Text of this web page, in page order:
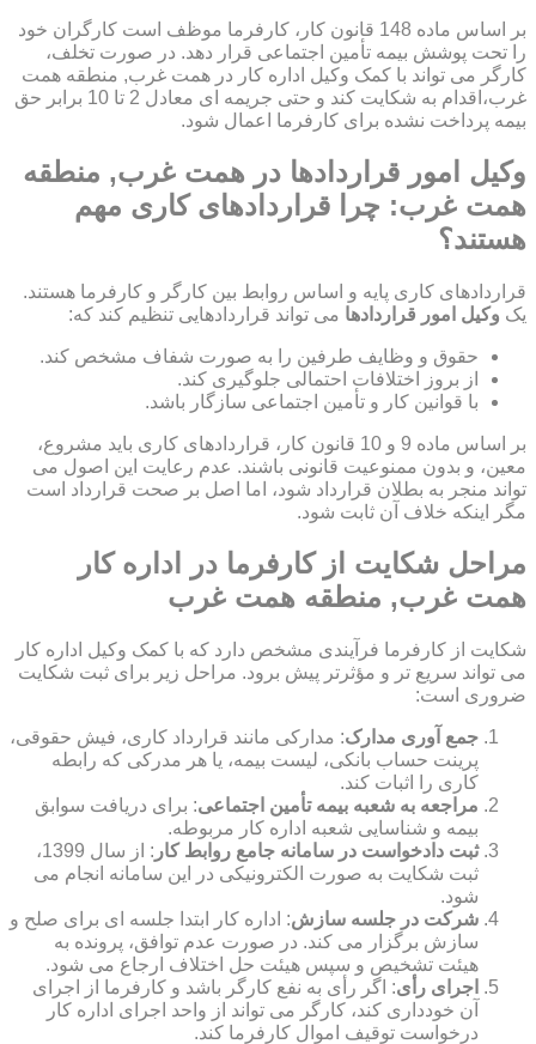
بر اساس ماده 148 قانون کار، کارفرما موظف است کارگران خود
را تحت پوشش بیمه تأمین اجتماعی قرار دهد. در صورت تخلف،
کارگر می تواند با کمک وکیل اداره کار در همت غرب, منطقه همت
غرب،اقدام به شکایت کند و حتی جریمه ای معادل 2 تا 10 برابر حق
بیمه پرداخت نشده برای کارفرما اعمال شود.
وکیل امور قراردادها در همت غرب, منطقه
همت غرب: چرا قراردادهای کاری مهم
هستند؟
قراردادهای کاری پایه و اساس روابط بین کارگر و کارفرما هستند.
یک وکیل امور قراردادها می تواند قراردادهایی تنظیم کند که:
حقوق و وظایف طرفین را به صورت شفاف مشخص کند.
از بروز اختلافات احتمالی جلوگیری کند.
با قوانین کار و تأمین اجتماعی سازگار باشد.
بر اساس ماده 9 و 10 قانون کار، قراردادهای کاری باید مشروع،
معین، و بدون ممنوعیت قانونی باشند. عدم رعایت این اصول می
تواند منجر به بطلان قرارداد شود، اما اصل بر صحت قرارداد است
مگر اینکه خلاف آن ثابت شود.
مراحل شکایت از کارفرما در اداره کار
همت غرب, منطقه همت غرب
شکایت از کارفرما فرآیندی مشخص دارد که با کمک وکیل اداره کار
می تواند سریع تر و مؤثرتر پیش برود. مراحل زیر برای ثبت شکایت
ضروری است:
جمع آوری مدارک: مدارکی مانند قرارداد کاری، فیش حقوقی،
پرینت حساب بانکی، لیست بیمه، یا هر مدرکی که رابطه
کاری را اثبات کند.
مراجعه به شعبه بیمه تأمین اجتماعی: برای دریافت سوابق
بیمه و شناسایی شعبه اداره کار مربوطه.
ثبت دادخواست در سامانه جامع روابط کار
: از سال 1399،
ثبت شکایت به صورت الکترونیکی در این سامانه انجام می
شود.
شرکت در جلسه سازش: اداره کار ابتدا جلسه ای برای صلح و
سازش برگزار می کند. در صورت عدم توافق، پرونده به
هیئت تشخیص و سپس هیئت حل اختلاف ارجاع می شود.
اجرای رأی: اگر رأی به نفع کارگر باشد و کارفرما از اجرای
آن خودداری کند، کارگر می تواند از واحد اجرای اداره کار
درخواست توقیف اموال کارفرما کند.